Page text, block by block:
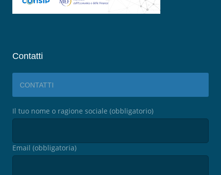
Contatti
CONTATTI
Il tuo nome o ragione sociale (obbligatorio)
Email (obbligatoria)